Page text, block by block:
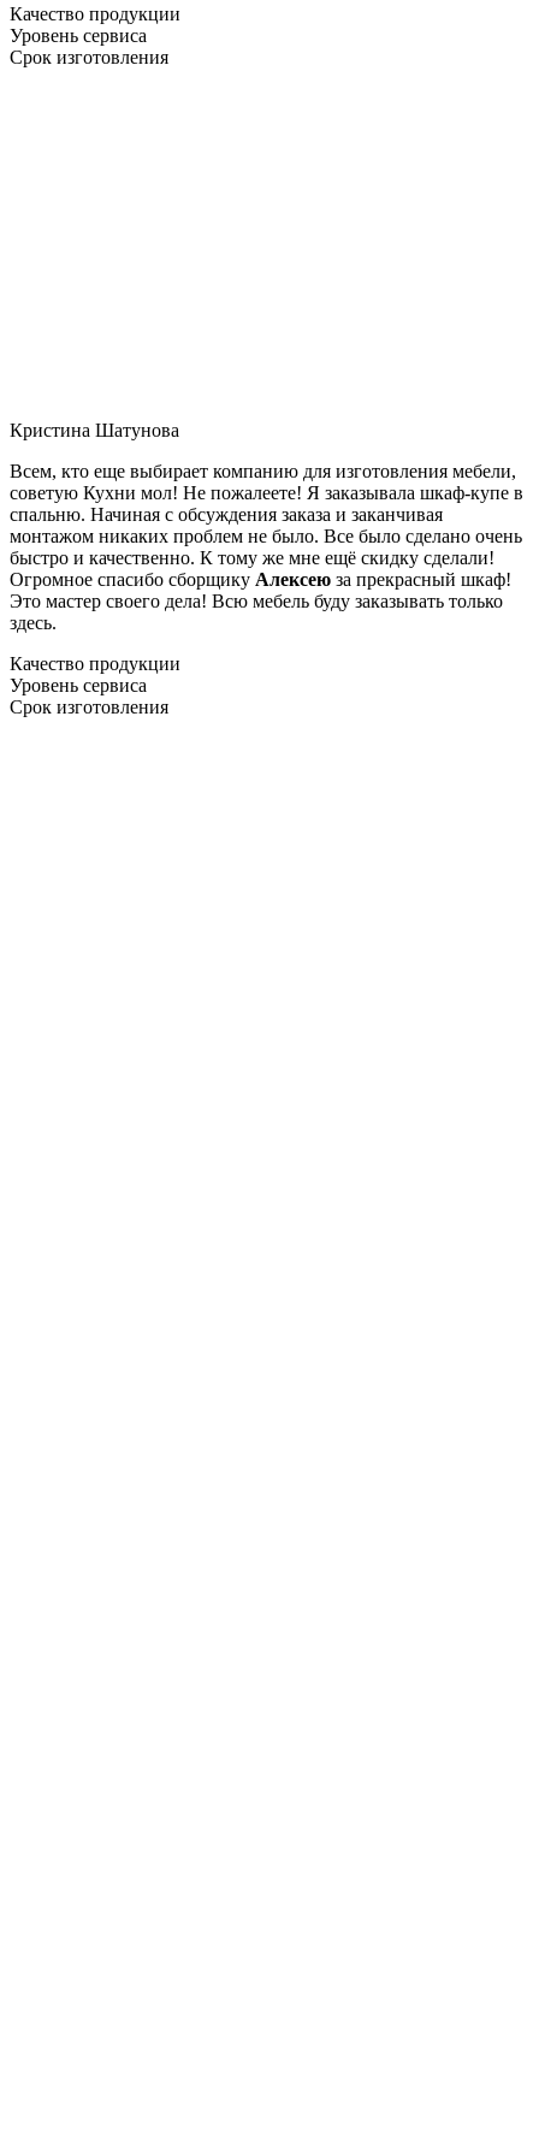
Качество продукции
Уровень сервиса
Срок изготовления
Кристина Шатунова
Всем, кто еще выбирает компанию для изготовления мебели,
советую Кухни мол! Не пожалеете! Я заказывала шкаф-купе в
спальню. Начиная с обсуждения заказа и заканчивая
монтажом никаких проблем не было. Все было сделано очень
быстро и качественно. К тому же мне ещё скидку сделали!
Огромное спасибо сборщику Алексею за прекрасный шкаф!
Это мастер своего дела! Всю мебель буду заказывать только
здесь.
Качество продукции
Уровень сервиса
Срок изготовления